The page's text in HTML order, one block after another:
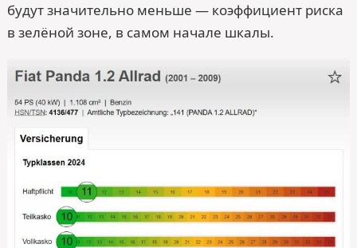
будут значительно меньше — коэффициент риска
в зелёной зоне, в самом начале шкалы.